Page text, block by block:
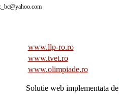
www.llp-ro.ro
www.tvet.ro
www.olimpiade.ro
Solutie web implementata de